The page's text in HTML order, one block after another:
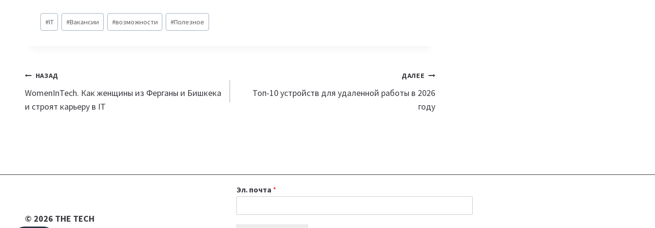
Метки
записи:
#IT #Вакансии #возможности #Полезное
Навигация
по
НАЗАД
WomenInTech. Как женщины из Ферганы и Бишкека
и строят карьеру в IT
ДАЛЕЕ
Топ-10 устройств для удаленной работы в 2026
году
© 2026 THE TECH
Эл. почта *